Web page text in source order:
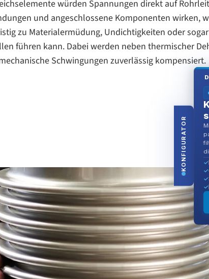
würden Spannungen direkt auf
und angeschlossene Komponenten wirken,
zu Materialermüdung, Undichtigkeiten oder sogar
führen kann. Dabei werden neben thermischer
Schwingungen zuverlässig kompensiert.
KONFIGURATOR